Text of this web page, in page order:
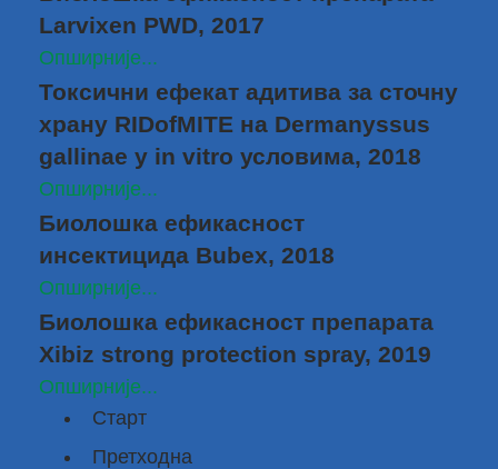
Larvixen PWD, 2017
Опширније...
Токсични ефекат адитива за сточну
храну RIDofMITE на Dermanyssus
gallinae у in vitro условима, 2018
Опширније...
Биолошка ефикасност
инсектицида Bubex, 2018
Опширније...
Биолошка ефикасност препарата
Xibiz strong protection spray, 2019
Опширније...
Старт
Претходна